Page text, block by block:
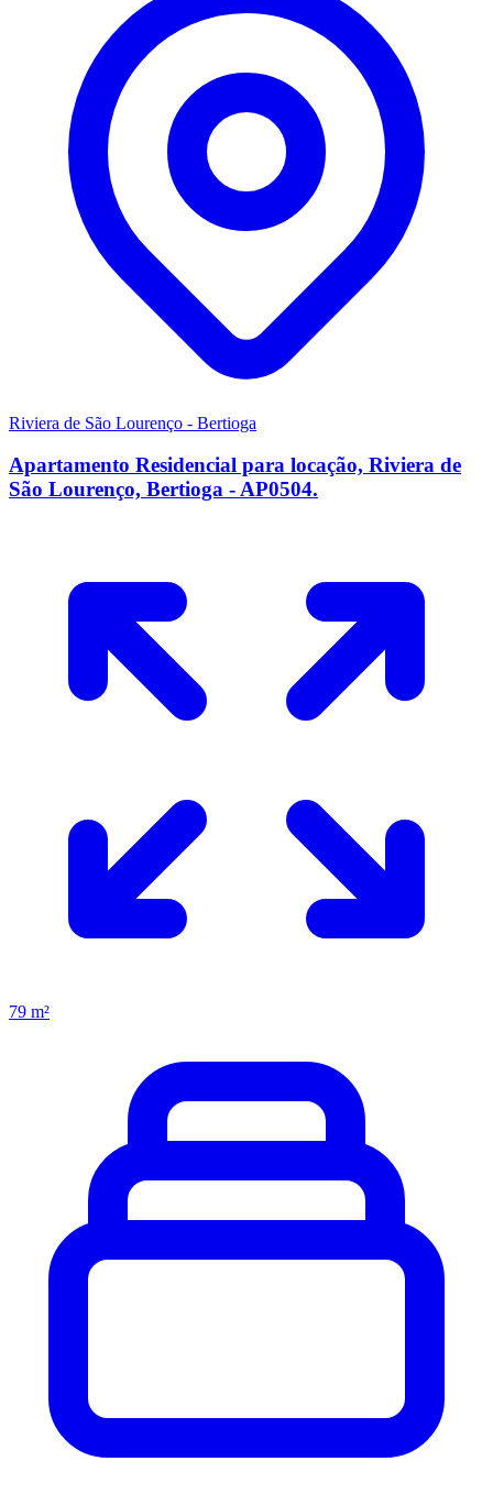
Riviera de São Lourenço - Bertioga
Apartamento Residencial para locação, Riviera de
São Lourenço, Bertioga - AP0504.
79 m²